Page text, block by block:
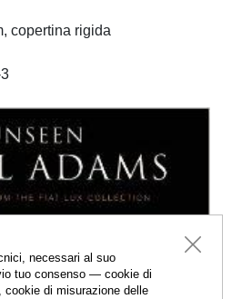
copertina rigida
necessari al suo
tuo consenso — cookie di
cookie di misurazione delle